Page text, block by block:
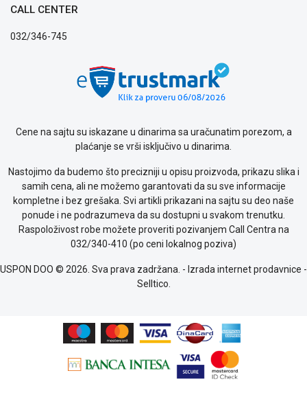
Kontakt
KREDIT
CALL CENTER
032/346-745
Cene na sajtu su iskazane u dinarima sa uračunatim porezom, a
plaćanje se vrši isključivo u dinarima.
Nastojimo da budemo što precizniji u opisu proizvoda, prikazu slika i
samih cena, ali ne možemo garantovati da su sve informacije
kompletne i bez grešaka. Svi artikli prikazani na sajtu su deo naše
ponude i ne podrazumeva da su dostupni u svakom trenutku.
Raspoloživost robe možete proveriti pozivanjem Call Centra na
032/340-410 (po ceni lokalnog poziva)
USPON DOO © 2026. Sva prava zadržana. - Izrada internet prodavnice -
Selltico.